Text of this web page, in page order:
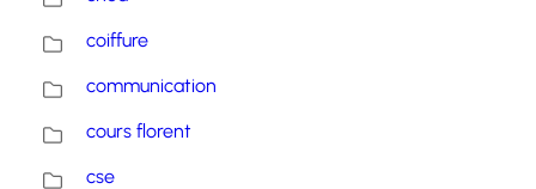
coiffure
communication
cours florent
cse